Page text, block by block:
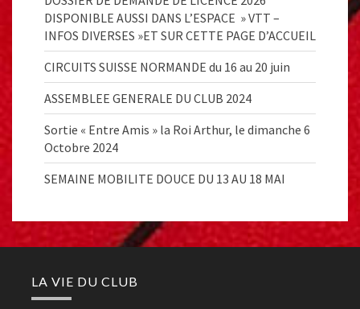
DISPONIBLE AUSSI DANS L’ESPACE » VTT –
INFOS DIVERSES »ET SUR CETTE PAGE D’ACCUEIL
CIRCUITS SUISSE NORMANDE du 16 au 20 juin
ASSEMBLEE GENERALE DU CLUB 2024
Sortie « Entre Amis » la Roi Arthur, le dimanche 6
Octobre 2024
SEMAINE MOBILITE DOUCE DU 13 AU 18 MAI
LA VIE DU CLUB